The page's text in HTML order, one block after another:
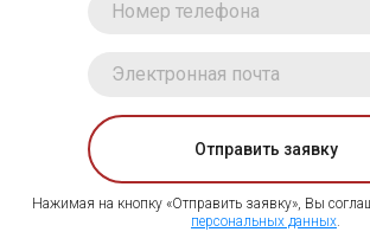
Отправить заявку
Нажимая на кнопку «Отправить заявку», Вы
персональных данных.